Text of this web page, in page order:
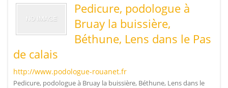
Pedicure, podologue à
Bruay la buissière,
Béthune, Lens dans le Pas
de calais
http://www.podologue-rouanet.fr
Pedicure, podologue à Bruay la buissière, Béthune, Lens dans le